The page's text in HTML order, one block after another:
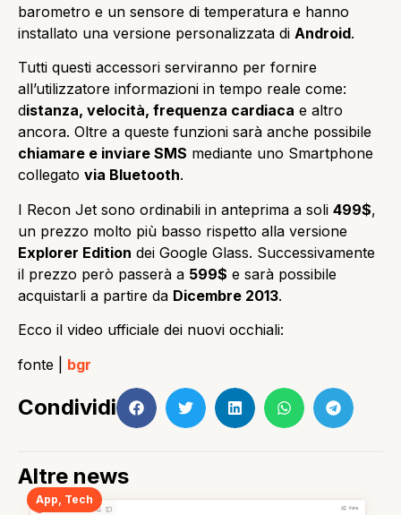
barometro e un sensore di temperatura e hanno
installato una versione personalizzata di Android.
Tutti questi accessori serviranno per fornire
all’utilizzatore informazioni in tempo reale come:
distanza, velocità, frequenza cardiaca e altro
ancora. Oltre a queste funzioni sarà anche possibile
chiamare e inviare SMS mediante uno Smartphone
collegato via Bluetooth.
I Recon Jet sono ordinabili in anteprima a soli 499$,
un prezzo molto più basso rispetto alla versione
Explorer Edition dei Google Glass. Successivamente
il prezzo però passerà a 599$ e sarà possibile
acquistarli a partire da Dicembre 2013.
Ecco il video ufficiale dei nuovi occhiali:
fonte | bgr
Condividi
Altre news
App Tech